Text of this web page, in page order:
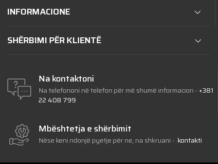
INFORMACIONE
SHËRBIMI PËR KLIENTË
Na kontaktoni
Na telefononi në telefon për më shumë informacion -+381
22 408 799
Mbështetja e shërbimit
Nëse keni ndonjë pyetje për ne, na shkruani - kontakti